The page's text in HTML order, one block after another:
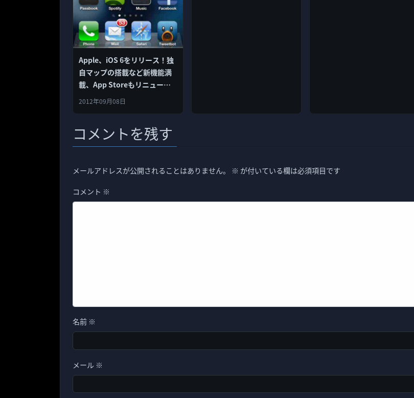
Apple、iOS 6をリリース！独
自マップの搭載など新機能満
載、App Storeもリニューア
2012年09月08日
コメントを残す
メールアドレスが公開されることはありません。 ※ が付いている欄は必須項目です
コメント ※
名前 ※
メール ※